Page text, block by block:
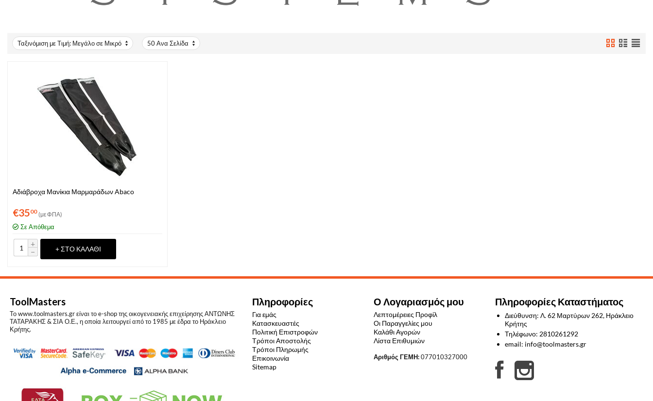
Ταξινόμιση με Τιμή: Μεγάλο σε Μικρό 50 Ανα Σελίδα
Αδιάβροχα Μανίκια Μαρμαράδων Abaco
€3500 (με ΦΠΑ)
Σε Απόθεμα
+
−
+ ΣΤΟ ΚΑΛΆΘΙ
ToolMasters
Το www.toolmasters.gr είναι το e-shop της οικογενειακής επιχείρησης ΑΝΤΩΝΗΣ
ΤΑΤΑΡΑΚΗΣ & ΣΙΑ Ο.Ε., η οποία λειτουργεί από το 1985 με έδρα το Ηράκλειο
Κρήτης.
Πληροφορίες
Για εμάς
Κατασκευαστές
Πολιτική Επιστροφών
Τρόποι Αποστολής
Τρόποι Πληρωμής
Επικοινωνία
Sitemap
Ο Λογαριασμός μου
Λεπτομέρειες Προφίλ
Οι Παραγγελίες μου
Καλάθι Αγορών
Λίστα Επιθυμιών
Αριθμός ΓΕΜΗ:077010327000
Πληροφορίες Καταστήματος
Διεύθυνση: Λ. 62 Μαρτύρων 262, Ηράκλειο
Κρήτης
Τηλέφωνο: 2810261292
email: info@toolmasters.gr